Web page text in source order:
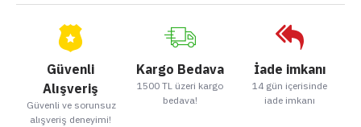
Güvenli
Alışveriş
Güvenli ve sorunsuz
alışveriş deneyimi!
Kargo Bedava
1500 TL üzeri kargo
bedava!
İade imkanı
14 gün içerisinde
iade imkanı